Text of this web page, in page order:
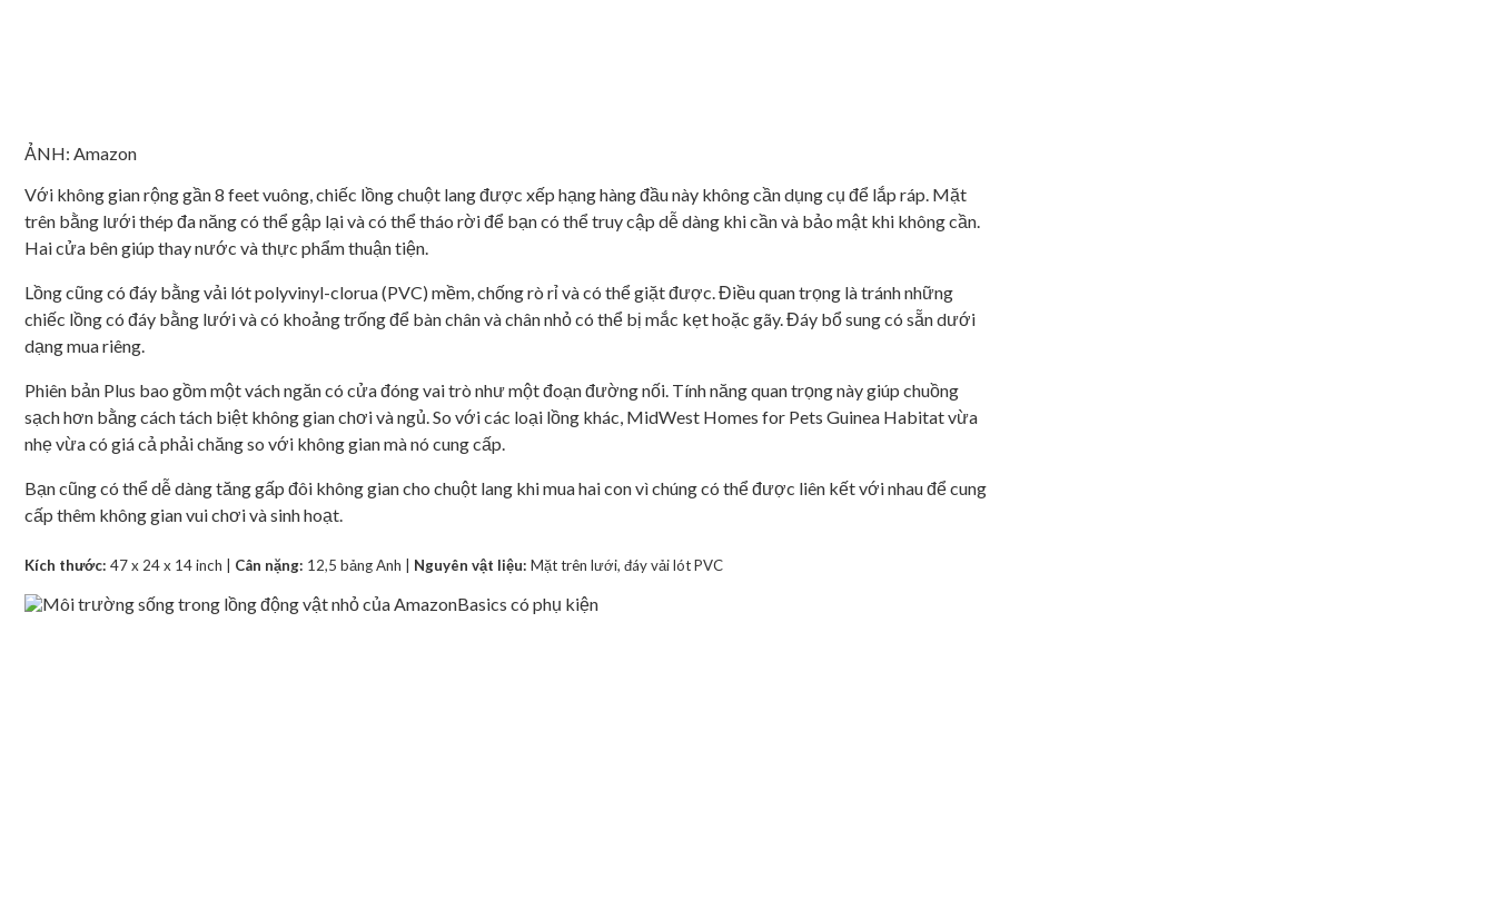
ẢNH: Amazon
Với không gian rộng gần 8 feet vuông, chiếc lồng chuột lang được xếp hạng hàng đầu này không cần dụng cụ để lắp ráp. Mặt
trên bằng lưới thép đa năng có thể gập lại và có thể tháo rời để bạn có thể truy cập dễ dàng khi cần và bảo mật khi không cần.
Hai cửa bên giúp thay nước và thực phẩm thuận tiện.
Lồng cũng có đáy bằng vải lót polyvinyl-clorua (PVC) mềm, chống rò rỉ và có thể giặt được. Điều quan trọng là tránh những
chiếc lồng có đáy bằng lưới và có khoảng trống để bàn chân và chân nhỏ có thể bị mắc kẹt hoặc gãy. Đáy bổ sung có sẵn dưới
dạng mua riêng.
Phiên bản Plus bao gồm một vách ngăn có cửa đóng vai trò như một đoạn đường nối. Tính năng quan trọng này giúp chuồng
sạch hơn bằng cách tách biệt không gian chơi và ngủ. So với các loại lồng khác, MidWest Homes for Pets Guinea Habitat vừa
nhẹ vừa có giá cả phải chăng so với không gian mà nó cung cấp.
Bạn cũng có thể dễ dàng tăng gấp đôi không gian cho chuột lang khi mua hai con vì chúng có thể được liên kết với nhau để cung
cấp thêm không gian vui chơi và sinh hoạt.
Kích thước: 47 x 24 x 14 inch | Cân nặng: 12,5 bảng Anh | Nguyên vật liệu: Mặt trên lưới, đáy vải lót PVC